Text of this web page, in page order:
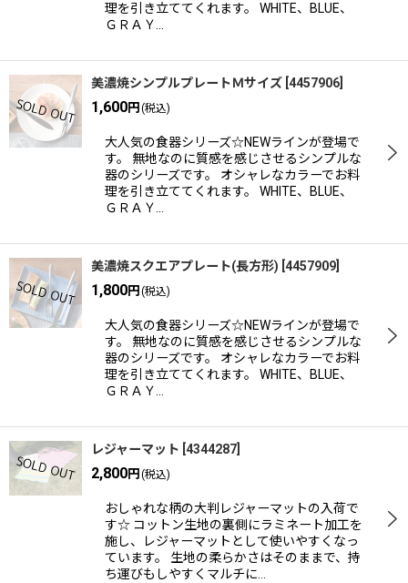
理を引き立ててくれます。 WHITE、BLUE、
ＧＲＡＹ…
美濃焼シンプルプレートＭサイズ 4457906
1,600円 (税込)
大人気の食器シリーズ☆NEWラインが登場で
す。 無地なのに質感を感じさせるシンプルな
器のシリーズです。 オシャレなカラーでお料
理を引き立ててくれます。 WHITE、BLUE、
ＧＲＡＹ…
美濃焼スクエアプレート(長方形) 4457909
1,800円 (税込)
大人気の食器シリーズ☆NEWラインが登場で
す。 無地なのに質感を感じさせるシンプルな
器のシリーズです。 オシャレなカラーでお料
理を引き立ててくれます。 WHITE、BLUE、
ＧＲＡＹ…
レジャーマット 4344287
2,800円 (税込)
おしゃれな柄の大判レジャーマットの入荷で
す☆ コットン生地の裏側にラミネート加工を
施し、レジャーマットとして使いやすくなっ
ています。 生地の柔らかさはそのままで、持
ち運びもしやすくマルチに…